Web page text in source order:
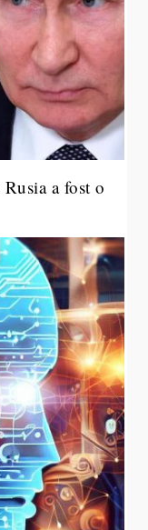
a fost o